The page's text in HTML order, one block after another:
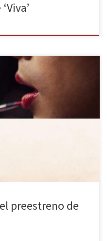
premios Blogos De Oro
habitual últimamente
lectores. Por fin llega el
madrileños, tras un par de
preestreno de